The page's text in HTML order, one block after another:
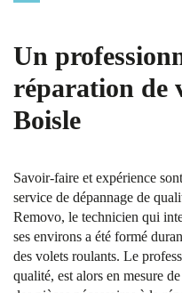
Un
réparation de
Boisle
Savoir-faire et expérience
service de dépannage de
Removo, le technicien qui
ses environs a été formé
des volets roulants. Le
qualité, est alors en mesure